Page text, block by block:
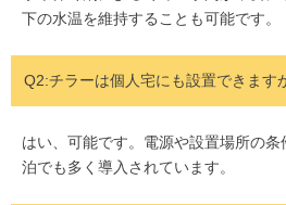
下の水温を維持することも可能です。
Q2:チラーは個人宅にも設置できます
はい、可能です。電源や設置場所の
泊でも多く導入されています。